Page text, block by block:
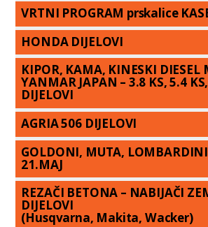
VRTNI PROGRAM prskalice
HONDA DIJELOVI
KIPOR, KAMA, KINESKI DIESEL
YANMAR JAPAN – 3.8 KS, 5.4
DIJELOVI
AGRIA 506 DIJELOVI
GOLDONI, MUTA,
21.MAJ
REZAČI BETONA – NABIJAČI
DIJELOVI
(Husqvarna, Makita, Wacker)